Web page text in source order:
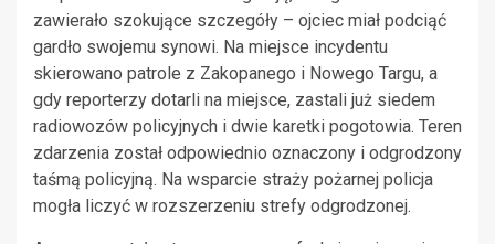
zawierało szokujące szczegóły – ojciec miał podciąć
gardło swojemu synowi. Na miejsce incydentu
skierowano patrole z Zakopanego i Nowego Targu, a
gdy reporterzy dotarli na miejsce, zastali już siedem
radiowozów policyjnych i dwie karetki pogotowia. Teren
zdarzenia został odpowiednio oznaczony i odgrodzony
taśmą policyjną. Na wsparcie straży pożarnej policja
mogła liczyć w rozszerzeniu strefy odgrodzonej.